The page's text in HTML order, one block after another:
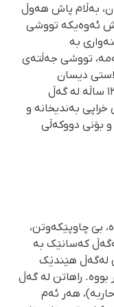
بەڵام پاش هەوڵ
ئەوەیکە تووشی
بە
ئەمجارە لە ١٢ی رەشەمە، تووشی جەڵتەی
دیسان
گەڕامەوە بۆ ئەو بەندە و بۆ ئەو ژوورە. ١٣ ساڵە لە گەڵ
بەندیخانە و
بۆنی دووکەڵی
بێ چاوپێکەوتن،
کەسانێک بە
لەگەڵ هێندێک
راهاتن لە گەڵ
هەر ئەم